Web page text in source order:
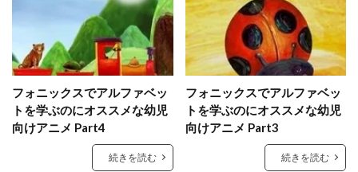
フォニックスでアルファベッ
トを学ぶのにオススメな幼児
向けアニメ Part4
続きを読む
フォニックスでアルファベッ
トを学ぶのにオススメな幼児
向けアニメ Part3
続きを読む